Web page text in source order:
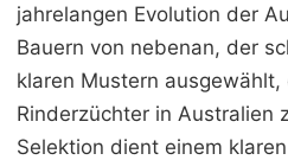
jahrelangen Evolution der
Bauern von nebenan, der
klaren Mustern
Rinderzüchter in Australien
Selektion dient einem